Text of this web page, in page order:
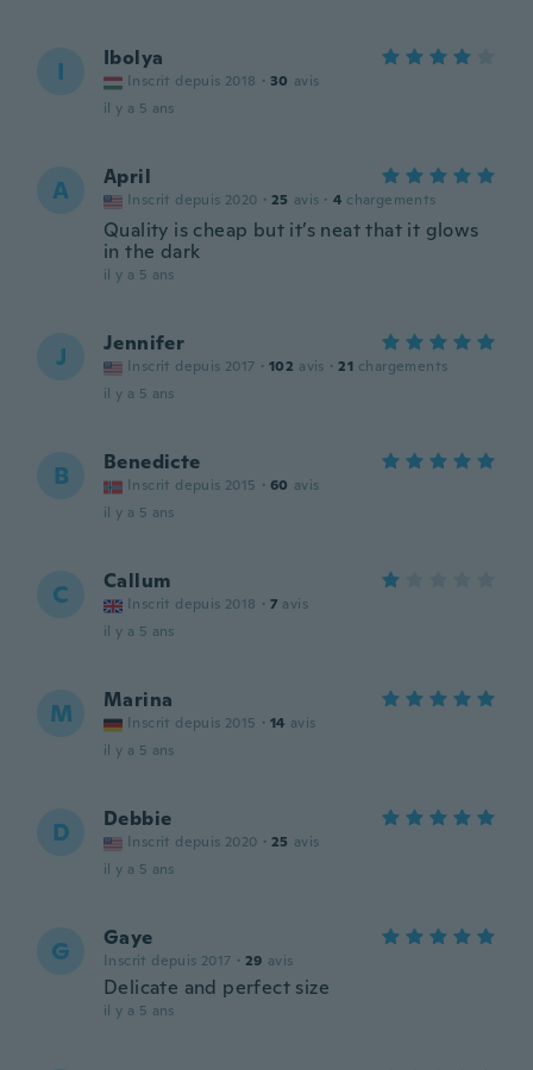
I Ibolya
Inscrit depuis 2018 · 30 avis
il y a 5 ans
A April
Inscrit depuis 2020 · 25 avis · 4 chargements
Quality is cheap but it’s neat that it glows
in the dark
il y a 5 ans
J Jennifer
Inscrit depuis 2017 · 102 avis · 21 chargements
il y a 5 ans
B Benedicte
Inscrit depuis 2015 · 60 avis
il y a 5 ans
C Callum
Inscrit depuis 2018 · 7 avis
il y a 5 ans
M Marina
Inscrit depuis 2015 · 14 avis
il y a 5 ans
D Debbie
Inscrit depuis 2020 · 25 avis
il y a 5 ans
G Gaye
Inscrit depuis 2017 · 29 avis
Delicate and perfect size
il y a 5 ans